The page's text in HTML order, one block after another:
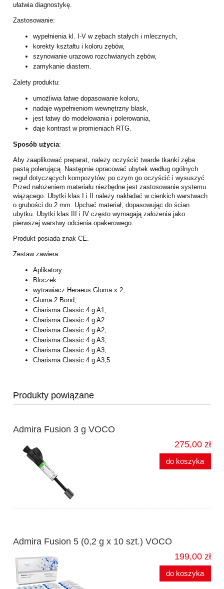
ułatwia diagnostykę.
Zastosowanie:
wypełnienia kl. I-V w zębach stałych i mlecznych,
korekty kształtu i koloru zębów,
szynowanie urazowo rozchwianych zębów,
zamykanie diastem.
Zalety produktu:
umożliwia łatwe dopasowanie koloru,
nadaje wypełnieniom wewnętrzny blask,
jest łatwy do modelowania i polerowania,
daje kontrast w promieniach RTG.
Sposób użycia:
Aby zaaplikować preparat, należy oczyścić twarde tkanki zęba
pastą polerującą. Następnie opracować ubytek według ogólnych
reguł dotyczących kompozytów, po czym go oczyścić i wysuszyć.
Przed nałożeniem materiału niezbędne jest zastosowanie systemu
wiążącego. Ubytki klas I i II należy nakładać w cienkich warstwach
o grubości do 2 mm. Upchać materiał, dopasowując do ścian
ubytku. Ubytki klas III i IV często wymagają założenia jako
pierwszej warstwy odcienia opakerowego.
Produkt posiada znak CE.
Zestaw zawiera:
Aplikatory
Bloczek
wytrawiacz Heraeus Gluma x 2;
Gluma 2 Bond;
Charisma Classic 4 g A1;
Charisma Classic 4 g A2
Charisma Classic 4 g A2;
Charisma Classic 4 g A3;
Charisma Classic 4 g A3;
Charisma Classic 4 g A3,5
Produkty powiązane
Admira Fusion 3 g VOCO
275,00 zł
do koszyka
Admira Fusion 5 (0,2 g x 10 szt.) VOCO
199,00 zł
do koszyka